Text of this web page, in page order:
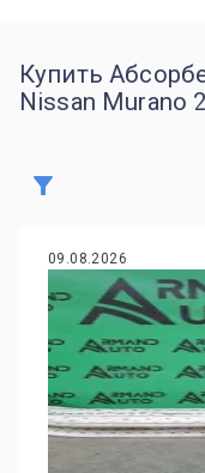
Купить
Nissan Murano
09.08.2026